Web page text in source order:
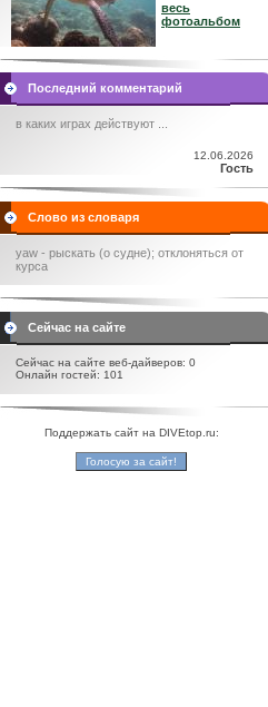
весь
фотоальбом
Последний комментарий
в каких играх действуют ...
12.06.2026
Гость
Слово из словаря
yaw - рыскать (о судне); отклоняться от
курса
Сейчас на сайте
Сейчас на сайте веб-дайверов: 0
Онлайн гостей: 101
Поддержать сайт на DIVEtop.ru: